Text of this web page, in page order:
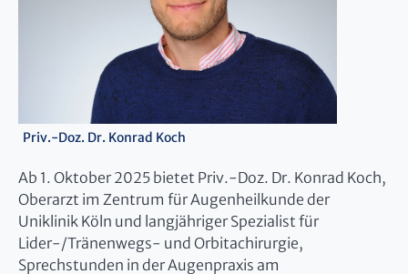
Priv.-Doz. Dr. Konrad Koch
Ab 1. Oktober 2025 bietet Priv.-Doz. Dr. Konrad Koch,
Oberarzt im Zentrum für Augenheilkunde der
Uniklinik Köln und langjähriger Spezialist für
Lider-/Tränenwegs- und Orbitachirurgie,
Sprechstunden in der Augenpraxis am